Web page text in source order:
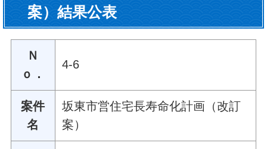
案）結果公表
Ｎ
ｏ．
4-6
案件
名
坂東市営住宅長寿命化計画（改訂
案）